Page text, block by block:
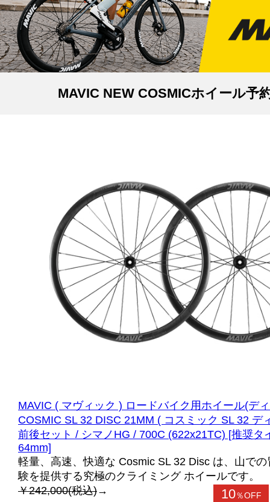
MAVIC NEW COSMICホイール予
MAVIC ( マヴィック ) ロードバイク用ホイール(デ
COSMIC SL 32 DISC 21MM ( コスミック SL 32 デ
前後セット / シマノHG / 700C (622x21TC) [推奨タ
64mm]
軽量、高速、快適な Cosmic SL 32 Disc は、山で
験を提供する究極のクライミング ホイールです。
￥242,000(税込)→ 10％OFF